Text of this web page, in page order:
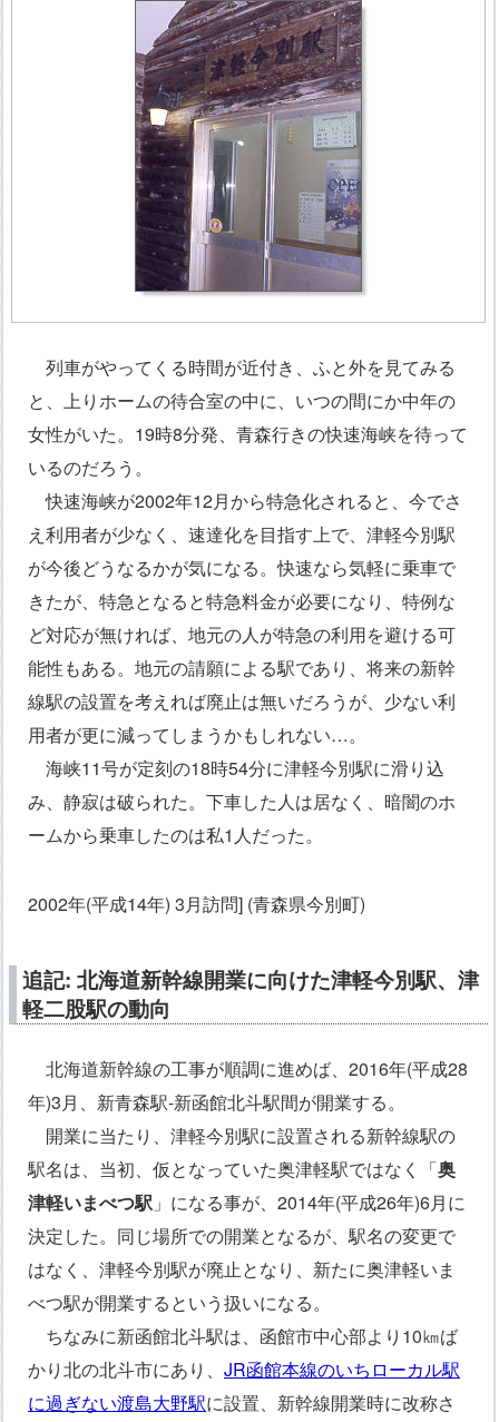
列車がやってくる時間が近付き、ふと外を見てみる
と、上りホームの待合室の中に、いつの間にか中年の
女性がいた。19時8分発、青森行きの快速海峡を待って
いるのだろう。
快速海峡が2002年12月から特急化されると、今でさ
え利用者が少なく、速達化を目指す上で、津軽今別駅
が今後どうなるかが気になる。快速なら気軽に乗車で
きたが、特急となると特急料金が必要になり、特例な
ど対応が無ければ、地元の人が特急の利用を避ける可
能性もある。地元の請願による駅であり、将来の新幹
線駅の設置を考えれば廃止は無いだろうが、少ない利
用者が更に減ってしまうかもしれない…。
海峡11号が定刻の18時54分に津軽今別駅に滑り込
み、静寂は破られた。下車した人は居なく、暗闇のホ
ームから乗車したのは私1人だった。
2002年(平成14年) 3月訪問] (青森県今別町)
追記: 北海道新幹線開業に向けた津軽今別駅、津
軽二股駅の動向
北海道新幹線の工事が順調に進めば、2016年(平成28
年)3月、新青森駅‐新函館北斗駅間が開業する。
開業に当たり、津軽今別駅に設置される新幹線駅の
駅名は、当初、仮となっていた奥津軽駅ではなく「奥
津軽いまべつ駅 」になる事が、2014年(平成26年)6月に
決定した。同じ場所での開業となるが、駅名の変更で
はなく、津軽今別駅が廃止となり、新たに奥津軽いま
べつ駅が開業するという扱いになる。
ちなみに新函館北斗駅は、函館市中心部より10㎞ば
かり北の北斗市にあり、 JR函館本線のいちローカル駅
に過ぎない渡島大野駅に設置、新幹線開業時に改称さ